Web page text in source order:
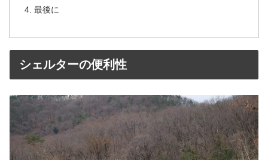
最後に
シェルターの便利性